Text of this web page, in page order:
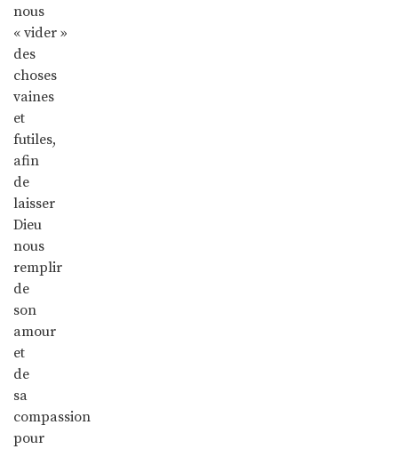
nous
« vider »
des
choses
vaines
et
futiles,
afin
de
laisser
Dieu
nous
remplir
de
son
amour
et
de
sa
compassion
pour